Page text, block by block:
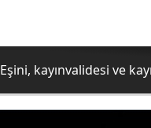
Eşini, kayınvalidesi ve